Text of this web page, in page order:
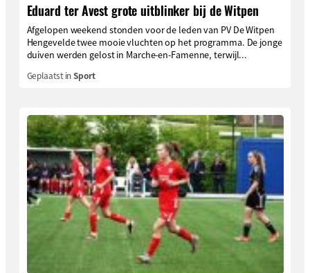
Eduard ter Avest grote uitblinker bij de Witpen
Afgelopen weekend stonden voor de leden van PV De Witpen
Hengevelde twee mooie vluchten op het programma. De jonge
duiven werden gelost in Marche-en-Famenne, terwijl...
Geplaatst inSport